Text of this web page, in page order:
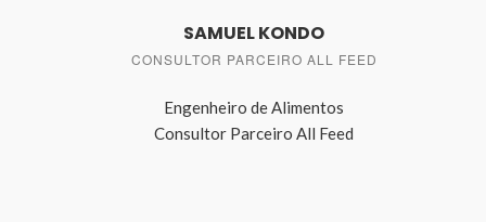
SAMUEL KONDO
CONSULTOR PARCEIRO ALL FEED
Engenheiro de Alimentos
Consultor Parceiro All Feed